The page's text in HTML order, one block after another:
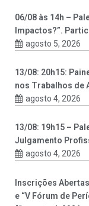
06/08 às 14h –
Impactos?”.
agosto 5, 2026
13/08: 20h15:
nos Trabalhos de
agosto 4, 2026
13/08: 19h15 –
Julgamento
agosto 4, 2026
Inscrições
e “V Fórum de